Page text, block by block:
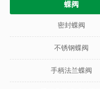
蝶阀
密封蝶阀
不锈钢蝶阀
手柄法兰蝶阀